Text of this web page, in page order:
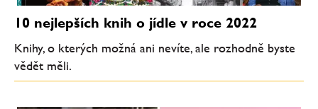
10 nejlepších knih o jídle v roce 2022
Knihy, o kterých možná ani nevíte, ale rozhodně byste
vědět měli.